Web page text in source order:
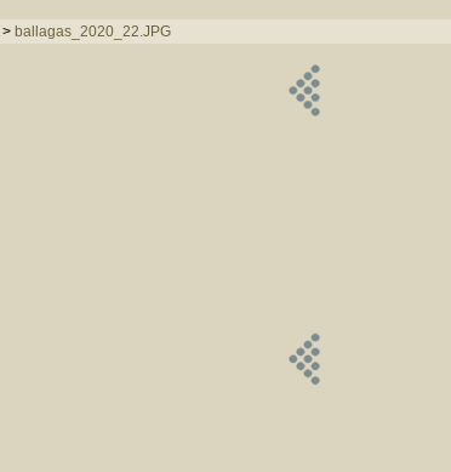
> ballagas_2020_22.JPG